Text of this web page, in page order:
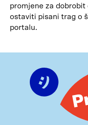
promjene za
ostaviti pisani trag o
portalu.